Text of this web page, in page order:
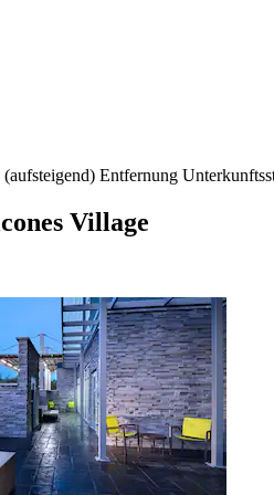
(aufsteigend) Entfernung
Village